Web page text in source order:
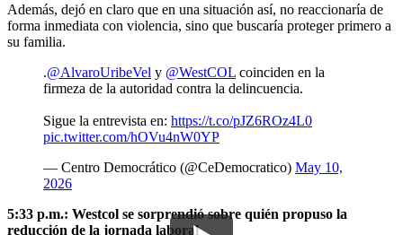
Además, dejó en claro que en una situación así, no reaccionaría de
forma inmediata con violencia, sino que buscaría proteger primero a
su familia.
.@AlvaroUribeVel y @WestCOL coinciden en la
firmeza de la autoridad contra la delincuencia.
Sigue la entrevista en: https://t.co/pJZ6ROz4L0
pic.twitter.com/hOVu4nW0YP
— Centro Democrático (@CeDemocratico) May 10,
2026
5:33 p.m.: Westcol se sorprendió sobre quién propuso la
reducción de la jornada laboral